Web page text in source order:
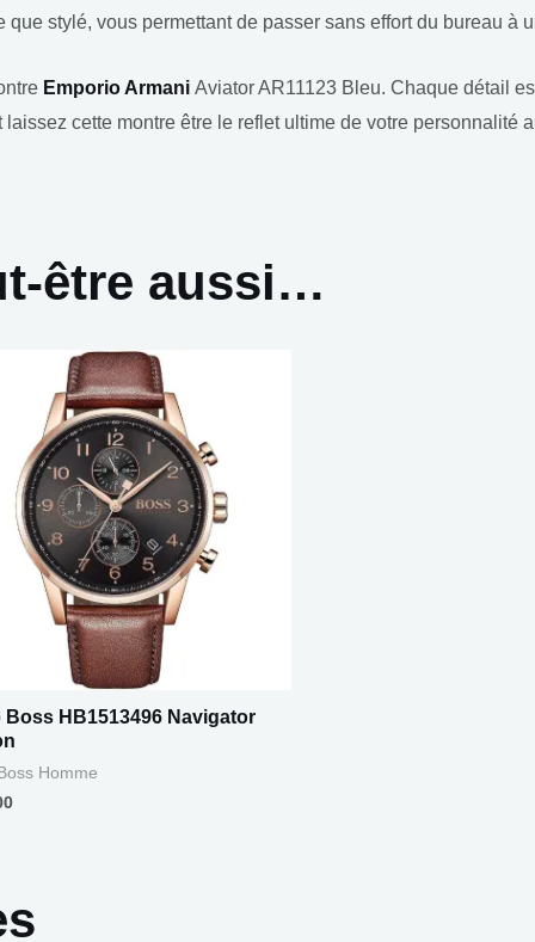
stylé, vous permettant de passer sans effort du bureau à
Emporio Armani Aviator AR11123 Bleu. Chaque détail
cette montre être le reflet ultime de votre personnalité
être aussi…
Boss HB1513496 Navigator
Homme